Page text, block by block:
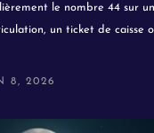
le nombre 44 sur
un ticket de caisse
8, 2026